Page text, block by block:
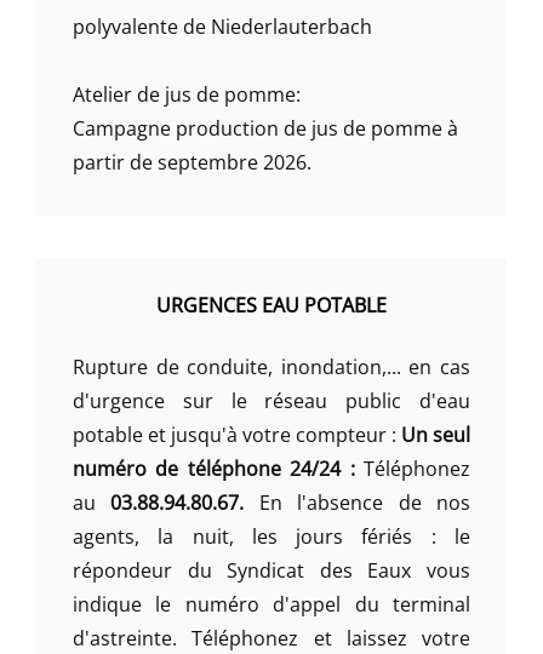
polyvalente de Niederlauterbach
Atelier de jus de pomme:
Campagne production de jus de pomme à
partir de septembre 2026.
URGENCES EAU POTABLE
Rupture de conduite, inondation,... en cas
d'urgence sur le réseau public d'eau
potable et jusqu'à votre compteur : Un seul
numéro de téléphone 24/24 :Téléphonez
au03.88.94.80.67. En l'absence de nos
agents, la nuit, les jours fériés : le
répondeur du Syndicat des Eaux vous
indique le numéro d'appel du terminal
d'astreinte. Téléphonez et laissez votre